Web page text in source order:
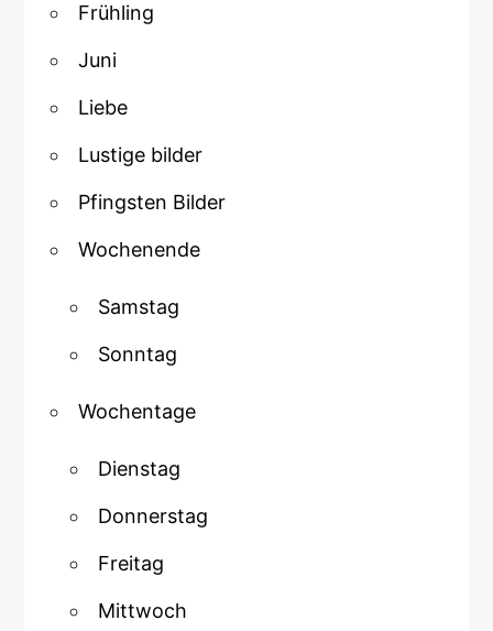
Frühling
Juni
Liebe
Lustige bilder
Pfingsten Bilder
Wochenende
Samstag
Sonntag
Wochentage
Dienstag
Donnerstag
Freitag
Mittwoch